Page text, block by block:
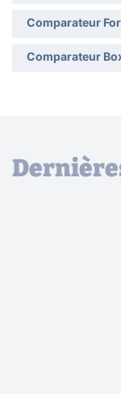
Comparateur
Comparateur